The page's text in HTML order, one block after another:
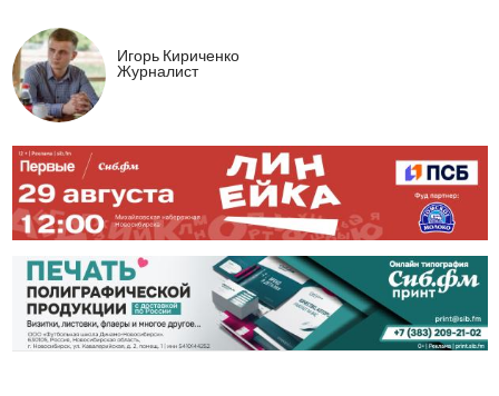
Игорь Кириченко
Журналист